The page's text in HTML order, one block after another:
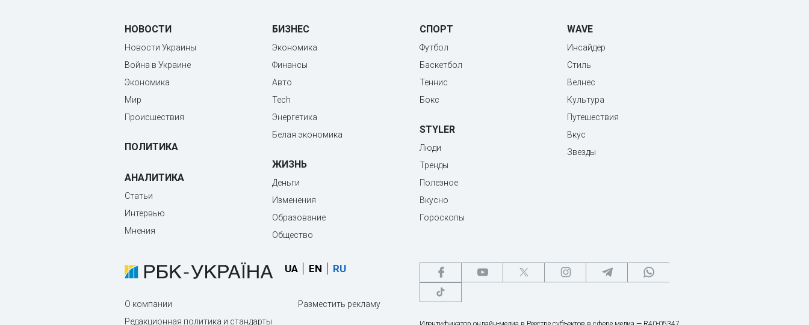
НОВОСТИ
Новости Украины
Война в Украине
Экономика
Мир
Происшествия
ПОЛИТИКА
АНАЛИТИКА
Статьи
Интервью
Мнения
БИЗНЕС
Экономика
Финансы
Авто
Tech
Энергетика
Белая экономика
ЖИЗНЬ
Деньги
Изменения
Образование
Общество
СПОРТ
Футбол
Баскетбол
Теннис
Бокс
STYLER
Люди
Тренды
Полезное
Вкусно
Гороскопы
WAVE
Инсайдер
Стиль
Велнес
Культура
Путешествия
Вкус
Звезды
UA EN RU
О компании
Редакционная политика и стандарты
Разместить рекламу